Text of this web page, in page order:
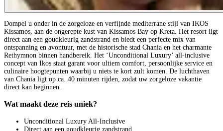
Dompel u onder in de zorgeloze en verfijnde mediterrane stijl van IKOS
Kissamos, aan de ongerepte kust van Kissamos Bay op Kreta. Het resort ligt
direct aan een goudkleurig zandstrand en biedt een perfecte mix van
ontspanning en avontuur, met de historische stad Chania en het charmante
Rethymnon binnen handbereik. Het ‘Unconditional Luxury’ all-inclusive
concept van Ikos staat garant voor ultiem comfort, persoonlijke service en
culinaire hoogtepunten waarbij u niets te kort zult komen. De luchthaven
van Chania ligt op ca. 40 minuten rijden, zodat uw zorgeloze vakantie
direct kan beginnen.
Wat maakt deze reis uniek?
Unconditional Luxury All-Inclusive
Direct aan een goudkleurig zandstrand